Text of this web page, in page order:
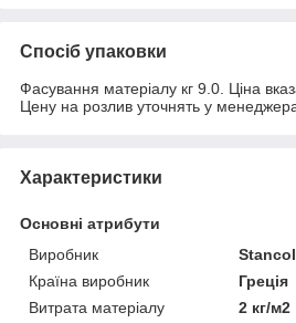
Спосіб упаковки
Фасування матеріалу кг 9.0. Ціна
Цену на розлив уточнять у
Характеристики
Основні атрибути
Виробник
Країна виробник
Греція
Витрата матеріалу
2 кг/м2